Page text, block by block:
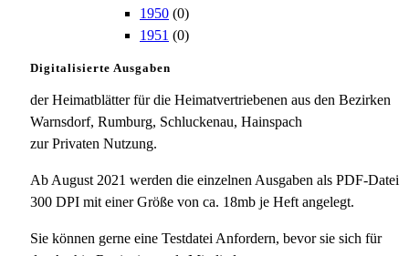
1950 (0)
1951 (0)
Digitalisierte Ausgaben
der Heimatblätter für die Heimatvertriebenen aus den Bezirken
Warnsdorf, Rumburg, Schluckenau, Hainspach
zur Privaten Nutzung.
Ab August 2021 werden die einzelnen Ausgaben als PDF-Datei
300 DPI mit einer Größe von ca. 18mb je Heft angelegt.
Sie können gerne eine Testdatei Anfordern, bevor sie sich für